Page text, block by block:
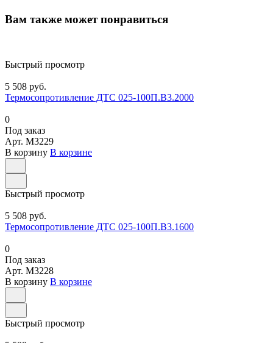
Вам также может понравиться
Быстрый просмотр
5 508 руб.
Термосопротивление ДТС 025-100П.В3.2000
0
Под заказ
Арт. M3229
В корзину В корзине
Быстрый просмотр
5 508 руб.
Термосопротивление ДТС 025-100П.В3.1600
0
Под заказ
Арт. M3228
В корзину В корзине
Быстрый просмотр